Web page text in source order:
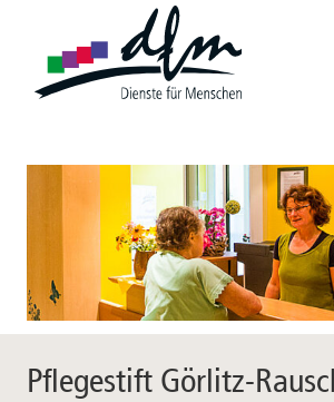
Pflegestift Görlitz-